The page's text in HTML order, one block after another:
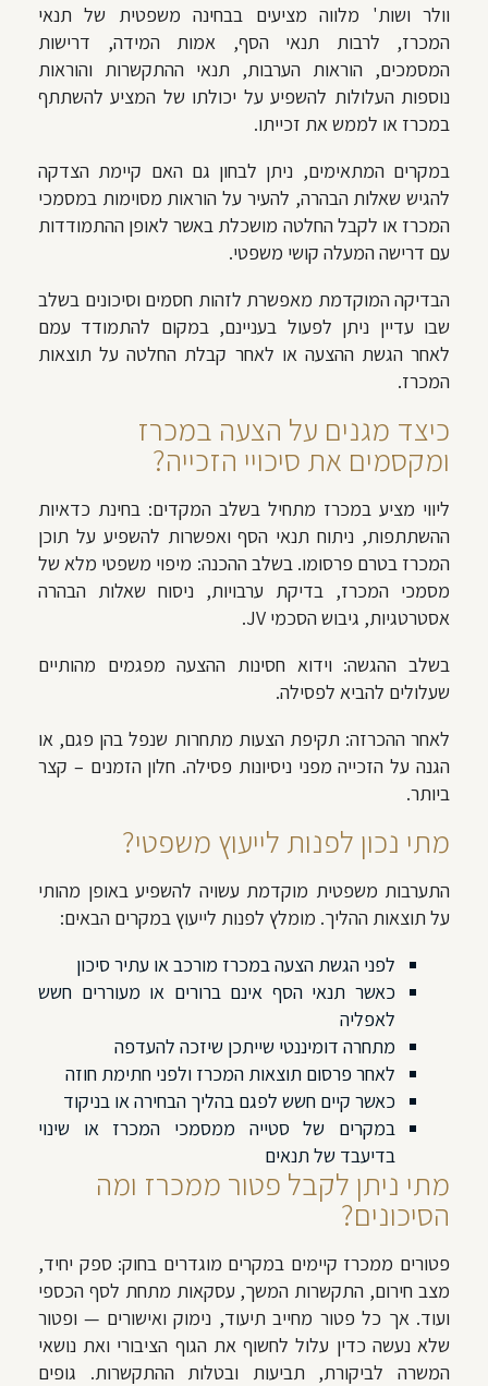
וולר ושות' מלווה מציעים בבחינה משפטית של תנאי
המכרז, לרבות תנאי הסף, אמות המידה, דרישות
המסמכים, הוראות הערבות, תנאי ההתקשרות והוראות
נוספות העלולות להשפיע על יכולתו של המציע להשתתף
במכרז או לממש את זכייתו.
במקרים המתאימים, ניתן לבחון גם האם קיימת הצדקה
להגיש שאלות הבהרה, להעיר על הוראות מסוימות במסמכי
המכרז או לקבל החלטה מושכלת באשר לאופן ההתמודדות
עם דרישה המעלה קושי משפטי.
הבדיקה המוקדמת מאפשרת לזהות חסמים וסיכונים בשלב
שבו עדיין ניתן לפעול בעניינם, במקום להתמודד עמם
לאחר הגשת ההצעה או לאחר קבלת החלטה על תוצאות
המכרז.
כיצד מגנים על הצעה במכרז
ומקסמים את סיכויי הזכייה?
ליווי מציע במכרז מתחיל בשלב המקדים: בחינת כדאיות
ההשתתפות, ניתוח תנאי הסף ואפשרות להשפיע על תוכן
המכרז בטרם פרסומו. בשלב ההכנה: מיפוי משפטי מלא של
מסמכי המכרז, בדיקת ערבויות, ניסוח שאלות הבהרה
אסטרטגיות, גיבוש הסכמי JV.
בשלב ההגשה: וידוא חסינות ההצעה מפגמים מהותיים
שעלולים להביא לפסילה.
לאחר ההכרזה: תקיפת הצעות מתחרות שנפל בהן פגם, או
הגנה על הזכייה מפני ניסיונות פסילה. חלון הזמנים – קצר
ביותר.
מתי נכון לפנות לייעוץ משפטי?
התערבות משפטית מוקדמת עשויה להשפיע באופן מהותי
על תוצאות ההליך. מומלץ לפנות לייעוץ במקרים הבאים:
לפני הגשת הצעה במכרז מורכב או עתיר סיכון
כאשר תנאי הסף אינם ברורים או מעוררים חשש
לאפליה
מתחרה דומיננטי שייתכן שיזכה להעדפה
לאחר פרסום תוצאות המכרז ולפני חתימת חוזה
כאשר קיים חשש לפגם בהליך הבחירה או בניקוד
במקרים של סטייה ממסמכי המכרז או שינוי
בדיעבד של תנאים
מתי ניתן לקבל פטור ממכרז ומה
הסיכונים?
פטורים ממכרז קיימים במקרים מוגדרים בחוק: ספק יחיד,
מצב חירום, התקשרות המשך, עסקאות מתחת לסף הכספי
ועוד. אך כל פטור מחייב תיעוד, נימוק ואישורים — ופטור
שלא נעשה כדין עלול לחשוף את הגוף הציבורי ואת נושאי
המשרה לביקורת, תביעות ובטלות ההתקשרות. גופים